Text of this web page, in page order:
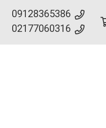
09128365386
02177060316